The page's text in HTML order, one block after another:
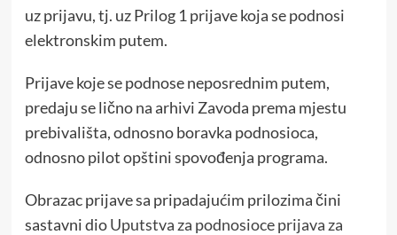
uz prijavu, tj. uz Prilog 1 prijave koja se podnosi
elektronskim putem.
Prijave koje se podnose neposrednim putem,
predaju se lično na arhivi Zavoda prema mjestu
prebivališta, odnosno boravka podnosioca,
odnosno pilot opštini spovođenja programa.
Obrazac prijave sa pripadajućim prilozima čini
sastavni dioUputstva za podnosioce prijava za